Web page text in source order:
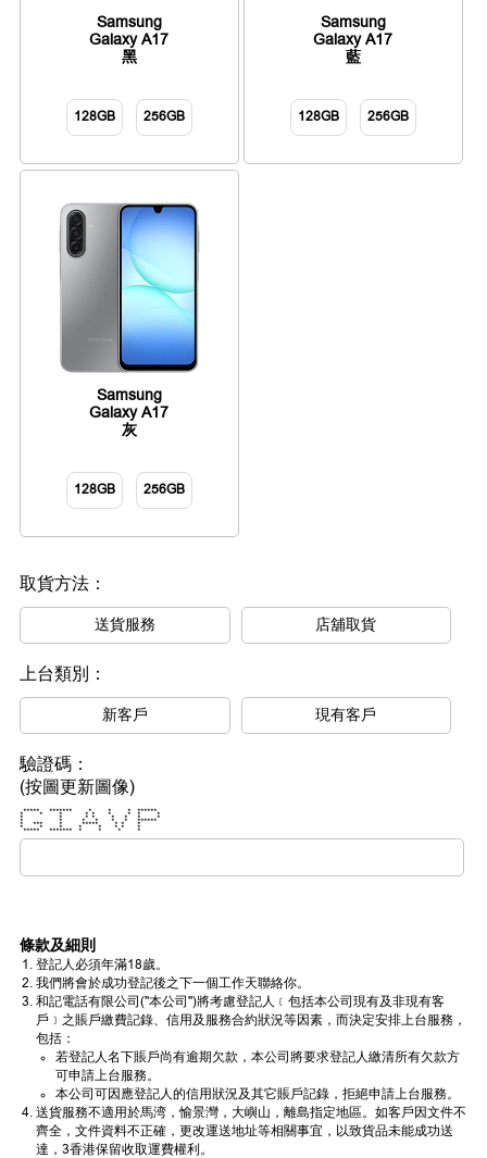
Samsung
Galaxy A17
黑
128GB 256GB
Samsung
Galaxy A17
藍
128GB 256GB
Samsung
Galaxy A17
灰
128GB 256GB
取貨方法：
送貨服務 店舖取貨
上台類別：
新客戶 現有客戶
驗證碼：
(按圖更新圖像)
***** ******* * * * ******
* * * * * * * * *
* * * * * * * *
* * * * * * ******
* *** * ***** * * *
* * * * * * * *
***** ******* * * * *
條款及細則
登記人必須年滿18歲。
我們將會於成功登記後之下一個工作天聯絡你。
和記電話有限公司("本公司")將考慮登記人﹝包括本公司現有及非現有客
戶﹞之賬戶繳費記錄、信用及服務合約狀況等因素，而決定安排上台服務，
包括：
若登記人名下賬戶尚有逾期欠款，本公司將要求登記人繳清所有欠款方
可申請上台服務。
本公司可因應登記人的信用狀況及其它賬戶記錄，拒絕申請上台服務。
送貨服務不適用於馬湾，愉景灣，大嶼山，離島指定地區。如客戶因文件不
齊全，文件資料不正確，更改運送地址等相關事宜，以致貨品未能成功送
達，3香港保留收取運費權利。